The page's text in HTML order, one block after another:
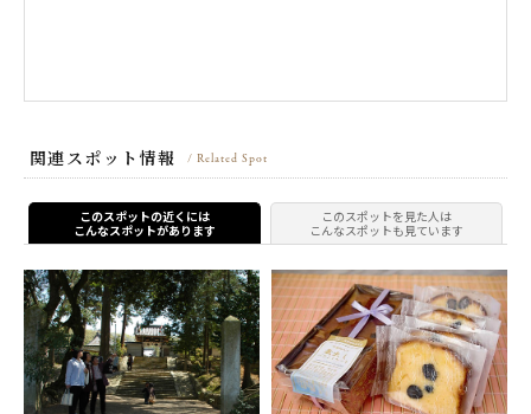
関連スポット情報 / Related Spot
このスポットの近くには
こんなスポットがあります
このスポットを見た人は
こんなスポットも見ています